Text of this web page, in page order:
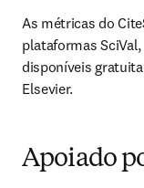
As métricas do
plataformas
disponíveis
Elsevier.
Apoiado